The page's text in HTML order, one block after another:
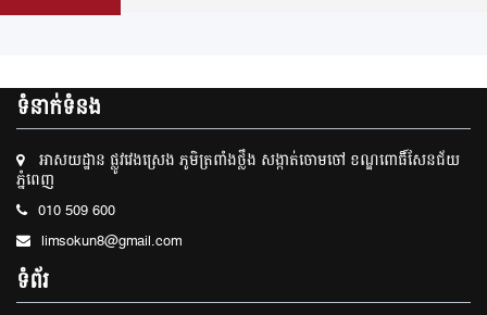
ទំនាក់ទំនង
អាសយដ្ឋាន ផ្លូវវេងស្រេង ភូមិត្រពាំងថ្លឹង សង្កាត់ចោមចៅ ខណ្ឌពោធិ៍សែនជ័យ
ភ្នំពេញ
010 509 600
limsokun8@gmail.com
ទំព័រ